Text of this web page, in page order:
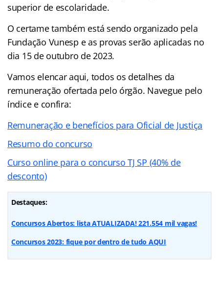
superior de escolaridade.
O certame também está sendo organizado pela
Fundação Vunesp e as provas serão aplicadas no
dia 15 de outubro de 2023.
Vamos elencar aqui, todos os detalhes da
remuneração ofertada pelo órgão. Navegue pelo
índice e confira:
Remuneração e benefícios para Oficial de Justiça
Resumo do concurso
Curso online para o concurso TJ SP (40% de
desconto)
Destaques:
Concursos Abertos: lista ATUALIZADA! 221.554 mil vagas!
Concursos 2023: fique por dentro de tudo AQUI